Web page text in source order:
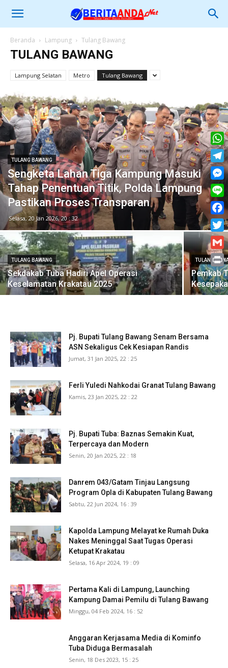
Beranda Lampung Tulang Bawang
TULANG BAWANG
Lampung Selatan Metro Tulang Bawang
TULANG BAWANG
Sengketa Lahan Tiga Kampung Masuki
Tahap Penentuan Titik, Polda Lampung
Pastikan Proses Transparan
Selasa, 20 Jan 2026, 20 : 32
TULANG BAWANG
Sekdakab Tuba Hadiri Apel Operasi
Keselamatan Krakatau 2025
TULANG
Pemkab
Pj. Bupati Tulang Bawang Senam Bersama
ASN Sekaligus Cek Kesiapan Randis
Jumat, 31 Jan 2025, 22 : 25
Ferli Yuledi Nahkodai Granat Tulang Bawang
Kamis, 23 Jan 2025, 22 : 22
Pj. Bupati Tuba: Baznas Semakin Kuat,
Terpercaya dan Modern
Senin, 20 Jan 2025, 22 : 18
Danrem 043/Gatam Tinjau Langsung
Program Opla di Kabupaten Tulang Bawang
Sabtu, 22 Jun 2024, 16 : 39
Kapolda Lampung Melayat ke Rumah Duka
Nakes Meninggal Saat Tugas Operasi
Ketupat Krakatau
Selasa, 16 Apr 2024, 19 : 09
Pertama Kali di Lampung, Launching
Kampung Damai Pemilu di Tulang Bawang
Minggu, 04 Feb 2024, 16 : 52
Anggaran Kerjasama Media di Kominfo
Tuba Diduga Bermasalah
Senin, 18 Des 2023, 15 : 25
Line
Print